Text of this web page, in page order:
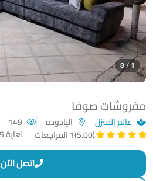
مفروشات صوفا
عالم المنزل اليادوده
(5.00)
1 المراجعات لغاية 35% تخفيض
1 / 8
اتصل الآن